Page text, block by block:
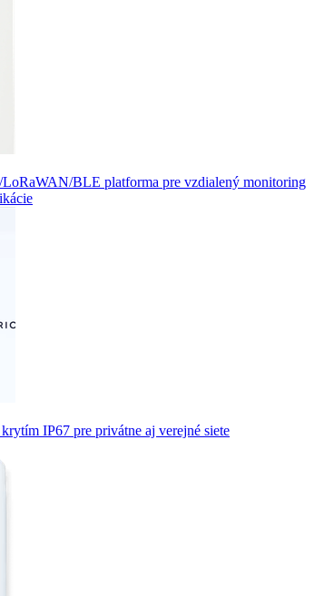
BLE platforma pre vzdialený monitoring
IP67 pre privátne aj verejné siete